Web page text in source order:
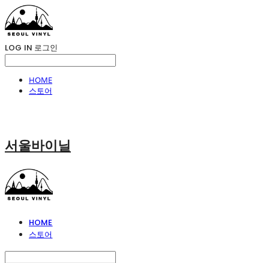
LOG IN 로그인
HOME
스토어
서울바이닐
HOME
스토어